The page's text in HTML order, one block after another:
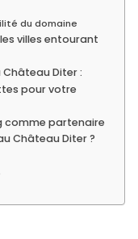
du domaine
villes entourant
Diter :
pour votre
comme partenaire
Château Diter ?